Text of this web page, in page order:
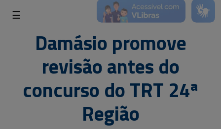
☰
Damásio promove
revisão antes do
concurso do TRT 24ª
Região